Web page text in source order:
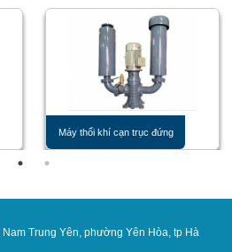
Máy thổi khí cạn trục đứng
Nam Trung Yên, phường Yên Hòa, tp Hà